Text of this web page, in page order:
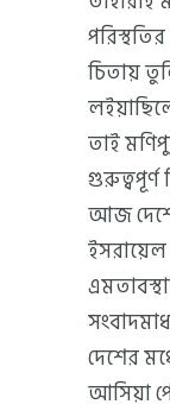
চিতায়
তাই
গুরুত্বপূর্ণ
আজ
ইসরায়েল
দেশের
আসিয়া